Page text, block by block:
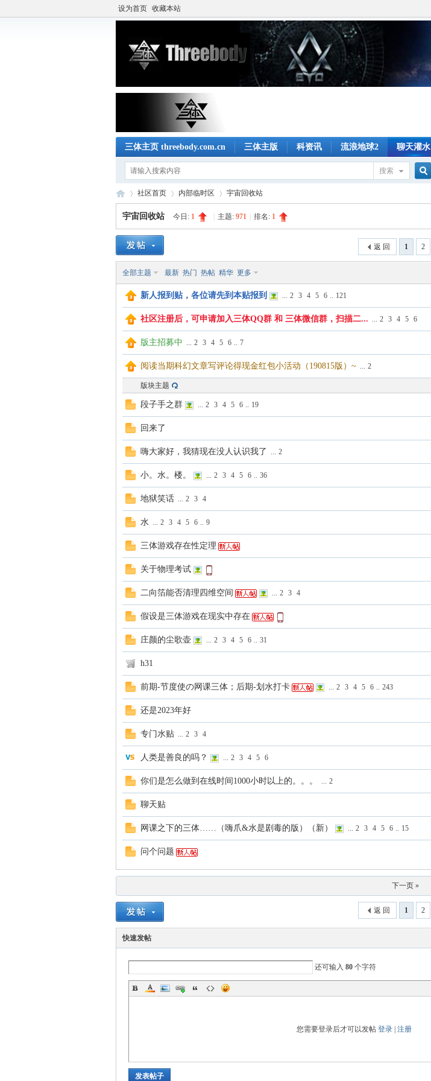
设为首页 收藏本站
三体主页 threebody.com.cn 三体主版 科资讯 流浪地球2 聊天灌水
搜索
索
网
站
»
社区首页 内部临时区 宇宙回收站
宇宙回收站 今日: 1 主题: 971 排名: 1
1 2
返 回
全部主题 最新 热门 热帖 精华 更多
新人报到贴，各位请先到本贴报到 ... 2 3 4 5 6 .. 121
社区注册后，可申请加入三体QQ群 和 三体微信群，扫描二... ... 2 3 4 5 6
版主招募中 ... 2 3 4 5 6 .. 7
阅读当期科幻文章写评论得现金红包小活动（190815版）~ ... 2
版块主题
段子手之群 ... 2 3 4 5 6 .. 19
回来了
嗨大家好，我猜现在没人认识我了 ... 2
小。水。楼。 ... 2 3 4 5 6 .. 36
地狱笑话 ... 2 3 4
水 ... 2 3 4 5 6 .. 9
三体游戏存在性定理
关于物理考试
二向箔能否清理四维空间 ... 2 3 4
假设是三体游戏在现实中存在
庄颜的尘歌壶 ... 2 3 4 5 6 .. 31
h31
前期-节度使の网课三体；后期-划水打卡 ... 2 3 4 5 6 .. 243
还是2023年好
专门水贴 ... 2 3 4
人类是善良的吗？ ... 2 3 4 5 6
你们是怎么做到在线时间1000小时以上的。。。 ... 2
聊天贴
网课之下的三体……（嗨爪&水是剧毒的版）（新） ... 2 3 4 5 6 .. 15
问个问题
下一页 »
1 2
返 回
快速发帖
还可输入 80 个字符
您需要登录后才可以发帖 登录| 注册
发表帖子